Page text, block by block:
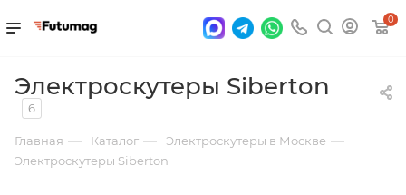
0
Электроскутеры Siberton
6
Главная — Каталог — Электроскутеры в Москве —
Электроскутеры Siberton